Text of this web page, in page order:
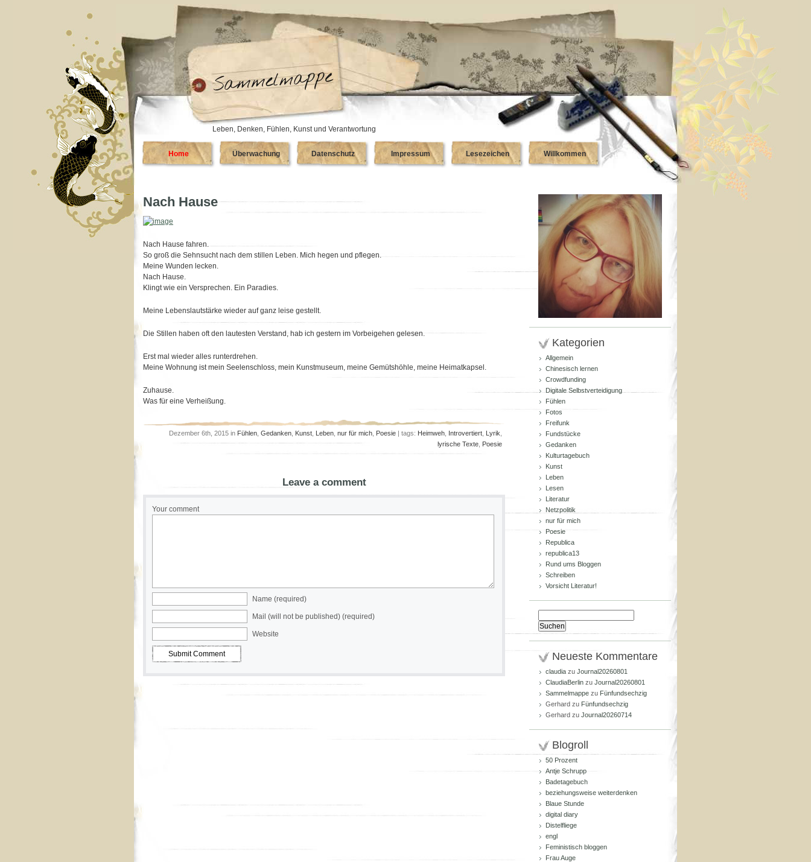
Leben, Denken, Fühlen, Kunst und Verantwortung
Home Überwachung Datenschutz Impressum Lesezeichen Willkommen
Nach Hause
Nach Hause fahren.
So groß die Sehnsucht nach dem stillen Leben. Mich hegen und pflegen.
Meine Wunden lecken.
Nach Hause.
Klingt wie ein Versprechen. Ein Paradies.
Meine Lebenslautstärke wieder auf ganz leise gestellt.
Die Stillen haben oft den lautesten Verstand, hab ich gestern im Vorbeigehen gelesen.
Erst mal wieder alles runterdrehen.
Meine Wohnung ist mein Seelenschloss, mein Kunstmuseum, meine Gemütshöhle, meine Heimatkapsel.
Zuhause.
Was für eine Verheißung.
Dezember 6th, 2015 in Fühlen Gedanken Kunst Leben nur für mich Poesie | tags: Heimweh Introvertiert Lyrik
lyrische Texte Poesie
Leave a comment
Your comment
Name (required)
Mail (will not be published) (required)
Website
Kategorien
Allgemein
Chinesisch lernen
Crowdfunding
Digitale Selbstverteidigung
Fühlen
Fotos
Freifunk
Fundstücke
Gedanken
Kulturtagebuch
Kunst
Leben
Lesen
Literatur
Netzpolitik
nur für mich
Poesie
Republica
republica13
Rund ums Bloggen
Schreiben
Vorsicht Literatur!
nach:
Neueste Kommentare
claudia zu Journal20260801
ClaudiaBerlin zu Journal20260801
Sammelmappe zu Fünfundsechzig
Gerhard zu Fünfundsechzig
Gerhard zu Journal20260714
Blogroll
50 Prozent
Antje Schrupp
Badetagebuch
beziehungsweise weiterdenken
Blaue Stunde
digital diary
Distelfliege
engl
Feministisch bloggen
Frau Auge